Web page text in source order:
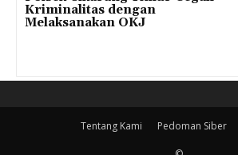
Kriminalitas dengan
Melaksanakan OKJ
Tentang Kami Pedoman Siber